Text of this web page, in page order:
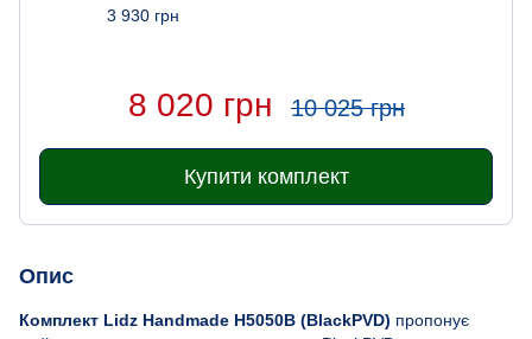
3 930 грн
8 020 грн 10 025 грн
Купити комплект
Опис
Комплект Lidz Handmade H5050B (BlackPVD) пропонує